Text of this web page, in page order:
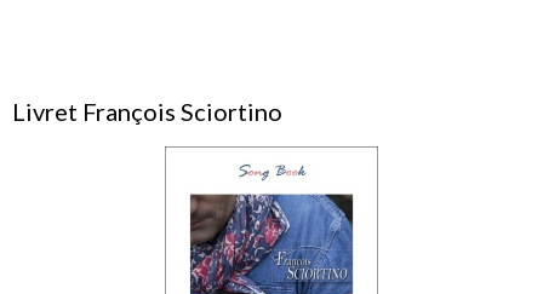
Livret François Sciortino